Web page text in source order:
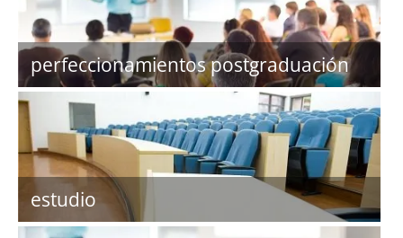
perfeccionamientos postgraduación
estudio